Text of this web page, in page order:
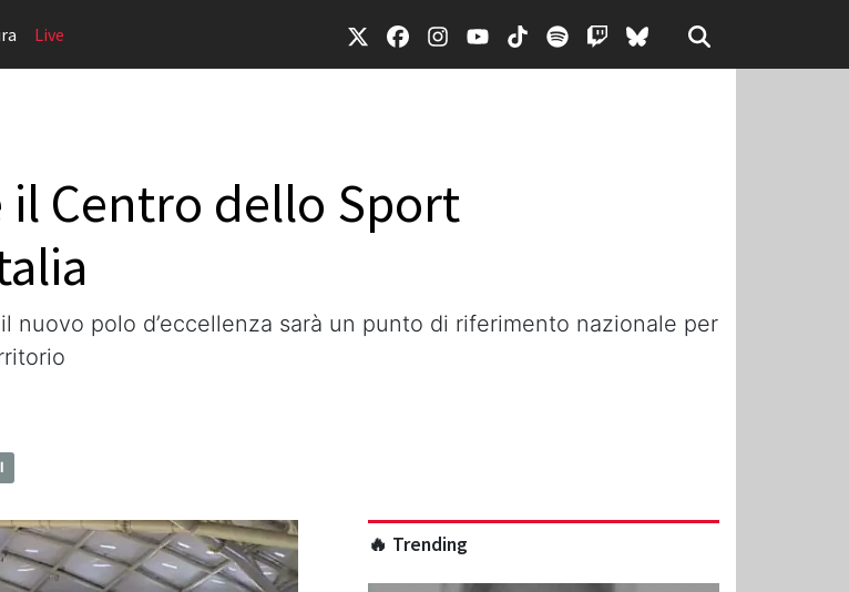
Live
il Centro dello Sport
nuovo polo d’eccellenza sarà un punto di riferimento nazionale per
🔥 Trending